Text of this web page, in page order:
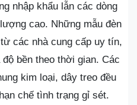
nhập khẩu lẫn các dòng
cao. Những mẫu đèn
các nhà cung cấp uy tín,
bền theo thời gian. Các
kim loại, dây treo đều
chế tình trạng gỉ sét.